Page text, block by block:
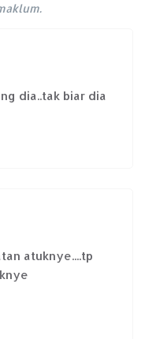
dia..tak biar dia
atuknye....tp